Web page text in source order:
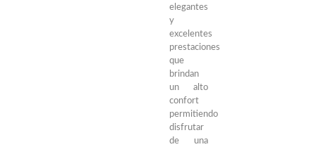
elegantes
y
excelentes
prestaciones
que
brindan
un alto
confort
permitiendo
disfrutar
de una